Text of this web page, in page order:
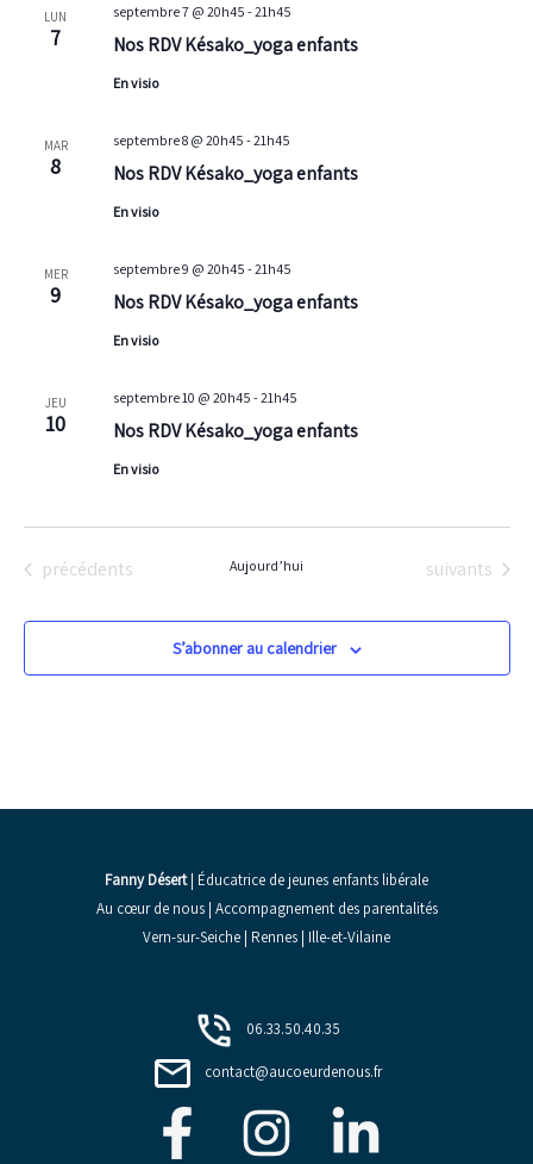
LUN
7 Nos RDV Késako_yoga enfants
septembre 7 @ 20h45 -21h45
En visio
MAR
8 Nos RDV Késako_yoga enfants
septembre 8 @ 20h45 -21h45
En visio
MER
9 Nos RDV Késako_yoga enfants
septembre 9 @ 20h45 -21h45
En visio
JEU
10 Nos RDV Késako_yoga enfants
septembre 10 @ 20h45 -21h45
En visio
Évènements
précédents Aujourd’hui Évènements
suivants
S’abonner au calendrier
Fanny Désert| Éducatrice de jeunes enfants libérale
Au cœur de nous | Accompagnement des parentalités
Vern-sur-Seiche | Rennes | Ille-et-Vilaine
06.33.50.40.35
contact@aucoeurdenous.fr